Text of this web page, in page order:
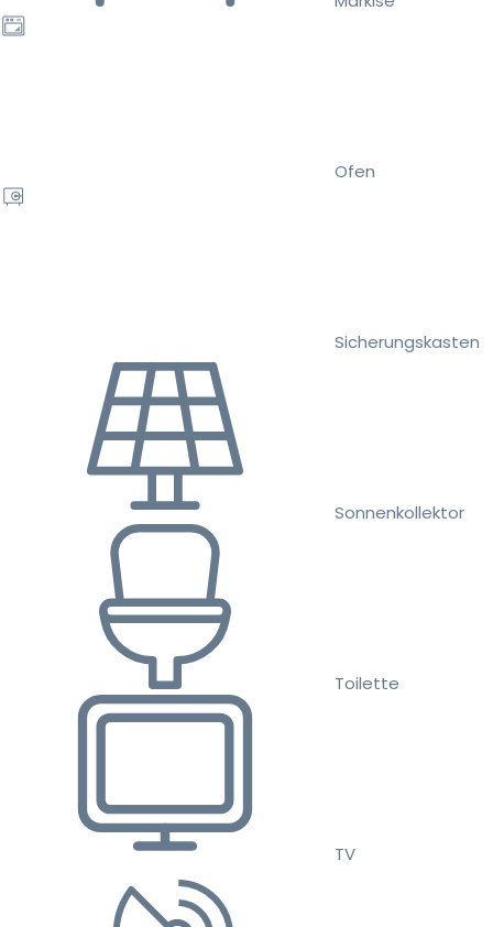
Ofen
Sicherungskasten
Sonnenkollektor
Toilette
TV